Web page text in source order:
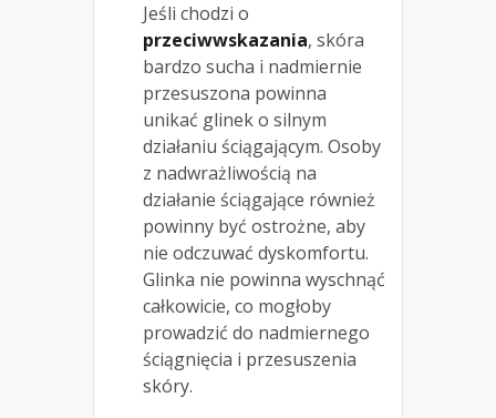
Jeśli chodzi o
przeciwwskazania, skóra
bardzo sucha i nadmiernie
przesuszona powinna
unikać glinek o silnym
działaniu ściągającym. Osoby
z nadwrażliwością na
działanie ściągające również
powinny być ostrożne, aby
nie odczuwać dyskomfortu.
Glinka nie powinna wyschnąć
całkowicie, co mogłoby
prowadzić do nadmiernego
ściągnięcia i przesuszenia
skóry.